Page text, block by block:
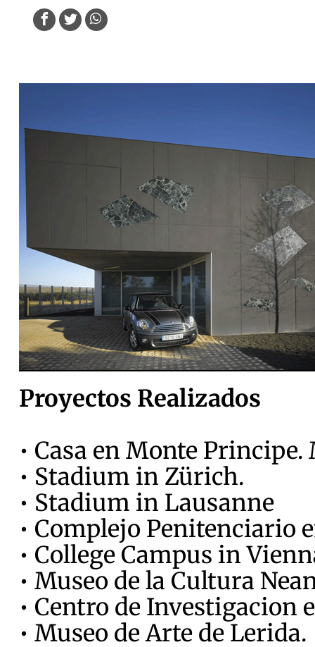
Proyectos Realizados
• Casa en Monte
• Stadium in Zürich.
• Stadium in Lausanne
• Complejo Penitenciario
• College Campus in
• Museo de la Cultura
• Centro de Investigacion
• Museo de Arte de Lerida.